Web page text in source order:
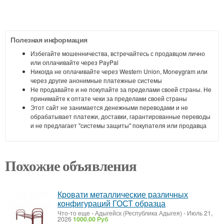
Полезная информация
Избегайте мошенничества, встречайтесь с продавцом лично
или оплачивайте через PayPal
Никогда не оплачивайте через Western Union, Moneygram или
через другие анонимные платежные системы
Не продавайте и не покупайте за пределами своей страны. Не
принимайте к оптате чеки за пределами своей страны
Этот сайт не занимается денежными переводами и не
обрабатывает платежи, доставки, гарантированные переводы
и не предлагает "системы защиты" покупателя или продавца
Похожие объявления
Кровати металлические различных
конфигураций ГОСТ образца
Что-то еще -Адыгейск (Республика Адыгея) - Июль 21,
20261000.00 Руб